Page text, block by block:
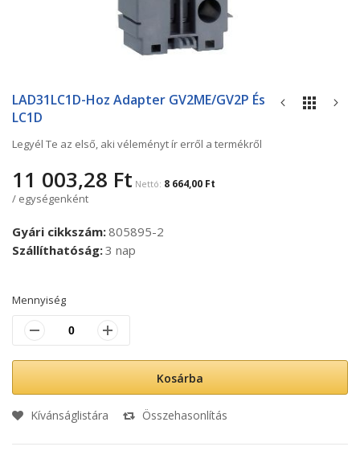
a
képgaléria
LAD31LC1D-Hoz Adapter GV2ME/GV2P És
LC1D
Legyél Te az első, aki véleményt ír erről a termékről
11 003,28 Ft 8 664,00 Ft
/ egységenként
Gyári cikkszám 805895-2
Szállíthatóság 3 nap
Mennyiség
Kosárba
Kívánságlistára Összehasonlítás